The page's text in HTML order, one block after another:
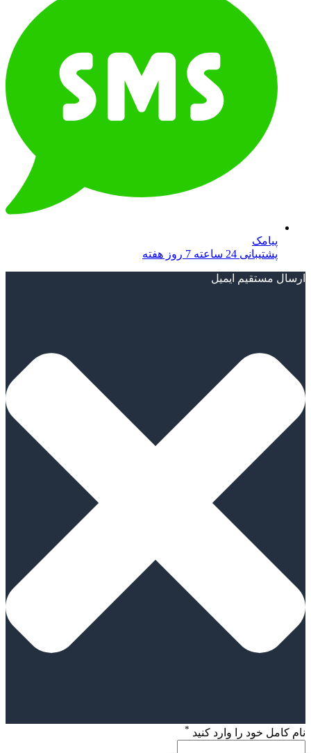
پیامک
پشتیبانی 24 ساعته 7 روز هفته
ارسال مستقیم ایمیل
نام کامل خود را وارد کنید *